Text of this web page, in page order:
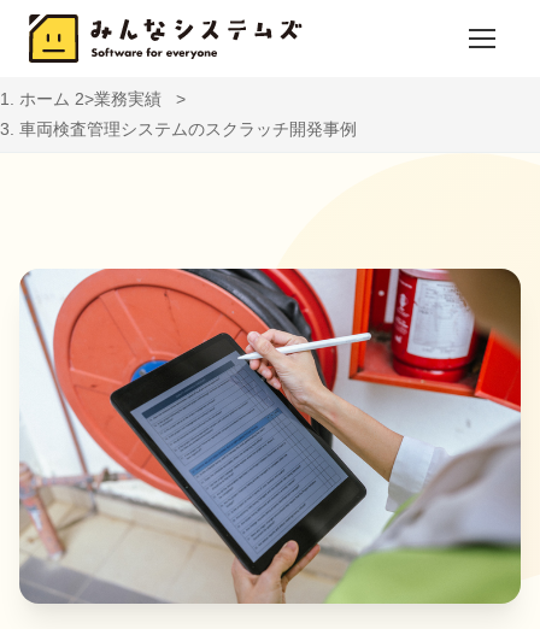
ホーム
業務実績
車両検査管理システムのスクラッチ開発事例